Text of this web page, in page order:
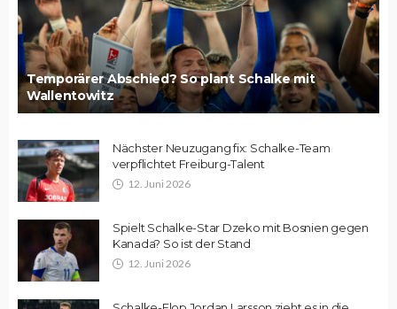
Temporärer Abschied? So plant Schalke mit
Wallentowitz
Nächster Neuzugang fix: Schalke-Team
verpflichtet Freiburg-Talent
12. Juni 2026
Spielt Schalke-Star Dzeko mit Bosnien gegen
Kanada? So ist der Stand
12. Juni 2026